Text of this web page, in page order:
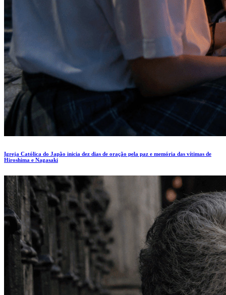
Igreja Católica do Japão inicia dez dias de oração pela paz e memória das vítimas de
Hiroshima e Nagasaki